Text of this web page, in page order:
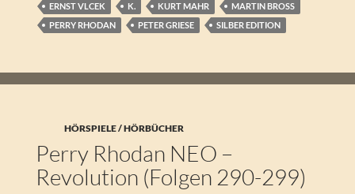
ERNST VLCEK
K. KURT MAHR
MARTIN BROSS
PERRY RHODAN
PETER GRIESE SILBER EDITION
HÖRSPIELE / HÖRBÜCHER
Perry Rhodan NEO –
Revolution (Folgen 290-299)